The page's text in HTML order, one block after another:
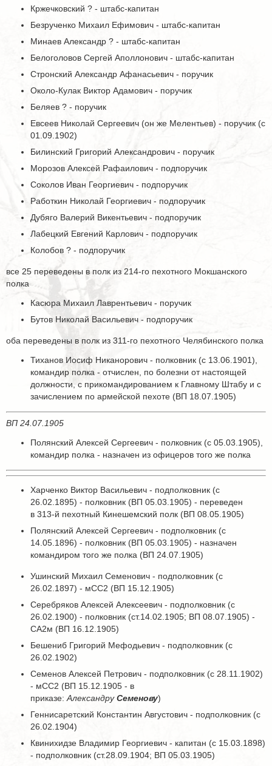
Кржечковский ? - штабс-капитан
Безрученко Михаил Ефимович - штабс-капитан
Минаев Александр ? - штабс-капитан
Белоголовов Сергей Аполлонович - штабс-капитан
Стронский Александр Афанасьевич - поручик
Около-Кулак Виктор Адамович - поручик
Беляев ? - поручик
Евсеев Николай Сергеевич (он же Мелентьев) - поручик (с
01.09.1902)
Билинский Григорий Александрович - поручик
Морозов Алексей Рафаилович - подпоручик
Соколов Иван Георгиевич - подпоручик
Работкин Николай Георгиевич - подпоручик
Дубяго Валерий Викентьевич - подпоручик
Лабецкий Евгений Карлович - подпоручик
Колобов ? - подпоручик
все 25 переведены в полк из 214-го пехотного Мокшанского
полка
Касюра Михаил Лаврентьевич - поручик
Бутов Николай Васильевич - подпоручик
оба переведены в полк из 311-го пехотного Челябинского полка
Тиханов Иосиф Никанорович - полковник (с 13.06.1901),
командир полка - отчислен, по болезни от настоящей
должности, с прикомандированием к Главному Штабу и с
зачислением по армейской пехоте (ВП 18.07.1905)
ВП 24.07.1905
Полянский Алексей Сергеевич - полковник (с 05.03.1905),
командир полка - назначен из офицеров того же полка
Харченко Виктор Васильевич - подполковник (с
26.02.1895) - полковник (ВП 05.03.1905) - переведен
в 313-й пехотный Кинешемский полк (ВП 08.05.1905)
Полянский Алексей Сергеевич - подполковник (с
14.05.1896) - полковник (ВП 05.03.1905) - назначен
командиром того же полка (ВП 24.07.1905)
Ушинский Михаил Семенович - подполковник (с
26.02.1897) - мСС2 (ВП 15.12.1905)
Серебряков Алексей Алексеевич - подполковник (с
26.02.1900) - полковник (ст.14.02.1905; ВП 08.07.1905) -
СА2м (ВП 16.12.1905)
Бешениб Григорий Мефодьевич - подполковник (с
26.02.1902)
Семенов Алексей Петрович - подполковник (с 28.11.1902)
- мСС2 (ВП 15.12.1905 - в
приказе: АлександруСеменову)
Геннисаретский Константин Августович - подполковник (с
26.02.1904)
Квинихидзе Владимир Георгиевич - капитан (с 15.03.1898)
- подполковник (ст.28.09.1904; ВП 05.03.1905)